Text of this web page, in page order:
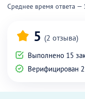
Среднее время ответа —
5 (2 отзыва)
Выполнено 15
Верифицирован